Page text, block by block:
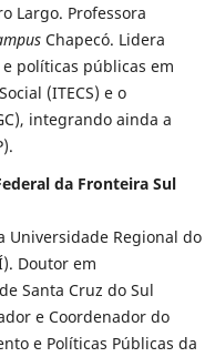
Largo. Professora
Chapecó. Lidera
políticas públicas em
(ITECS) e o
integrando ainda a
da Fronteira Sul
Universidade Regional do
Doutor em
Santa Cruz do Sul
e Coordenador do
e Políticas Públicas da